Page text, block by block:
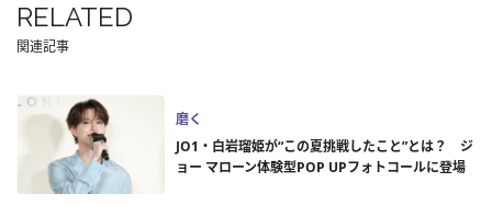
RELATED
関連記事
磨く
JO1・白岩瑠姫が“この夏挑戦したこと”とは？ ジ
ョー マローン体験型POP UPフォトコールに登場